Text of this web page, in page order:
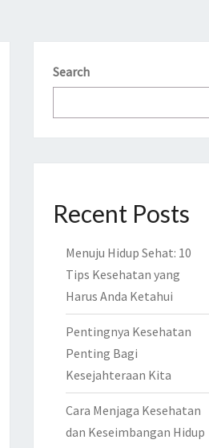
Search
Recent Posts
Menuju Hidup Sehat: 10
Tips Kesehatan yang
Harus Anda Ketahui
Pentingnya Kesehatan
Penting Bagi
Kesejahteraan Kita
Cara Menjaga Kesehatan
dan Keseimbangan Hidup